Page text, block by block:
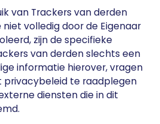
van Trackers van derden
volledig door de Eigenaar
zijn de specifieke
van derden slechts een
informatie hierover, vragen
privacybeleid te raadplegen
diensten die in dit